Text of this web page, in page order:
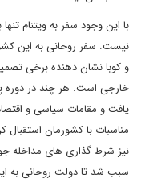
با این وجود سفر به ویتنام
نیست. سفر روحانی به این
و کوبا نشان دهنده برخی
خارجی است. هر چند در دوره
یافت و مقامات سیاسی و
مناسبات با کشورمان استقبال
نیز شرط گذاری های مداخله
سبب شد تا دولت روحانی به